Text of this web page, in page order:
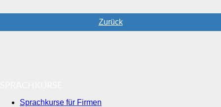
Zurück
Sprachkurse für Firmen